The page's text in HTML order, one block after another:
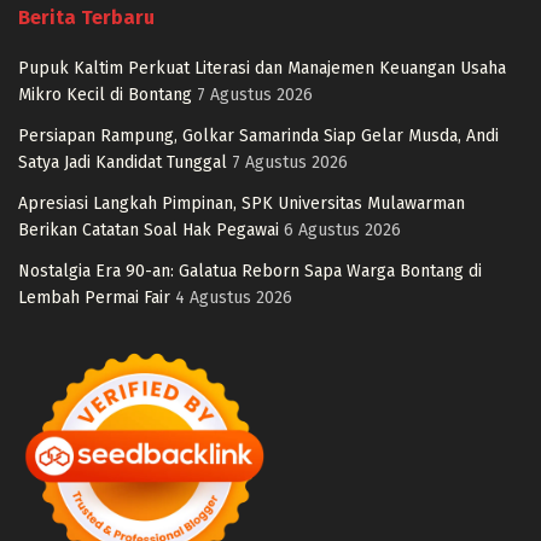
Berita Terbaru
Pupuk Kaltim Perkuat Literasi dan Manajemen Keuangan Usaha
Mikro Kecil di Bontang 7 Agustus 2026
Persiapan Rampung, Golkar Samarinda Siap Gelar Musda, Andi
Satya Jadi Kandidat Tunggal 7 Agustus 2026
Apresiasi Langkah Pimpinan, SPK Universitas Mulawarman
Berikan Catatan Soal Hak Pegawai 6 Agustus 2026
Nostalgia Era 90-an: Galatua Reborn Sapa Warga Bontang di
Lembah Permai Fair 4 Agustus 2026